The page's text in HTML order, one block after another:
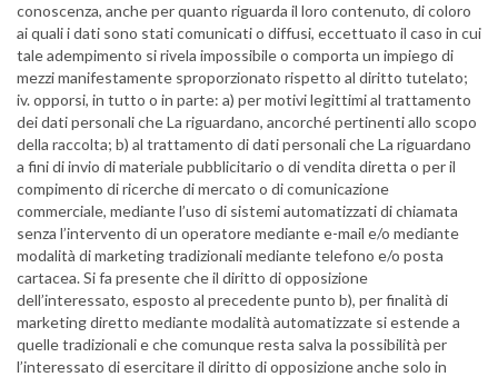
conoscenza, anche per quanto riguarda il loro contenuto, di coloro
ai quali i dati sono stati comunicati o diffusi, eccettuato il caso in cui
tale adempimento si rivela impossibile o comporta un impiego di
mezzi manifestamente sproporzionato rispetto al diritto tutelato;
iv. opporsi, in tutto o in parte: a) per motivi legittimi al trattamento
dei dati personali che La riguardano, ancorché pertinenti allo scopo
della raccolta; b) al trattamento di dati personali che La riguardano
a fini di invio di materiale pubblicitario o di vendita diretta o per il
compimento di ricerche di mercato o di comunicazione
commerciale, mediante l’uso di sistemi automatizzati di chiamata
senza l’intervento di un operatore mediante e-mail e/o mediante
modalità di marketing tradizionali mediante telefono e/o posta
cartacea. Si fa presente che il diritto di opposizione
dell’interessato, esposto al precedente punto b), per finalità di
marketing diretto mediante modalità automatizzate si estende a
quelle tradizionali e che comunque resta salva la possibilità per
l’interessato di esercitare il diritto di opposizione anche solo in